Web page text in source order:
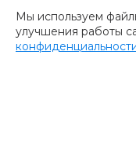
Мы используем
улучшения работы